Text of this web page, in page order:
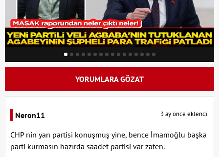
YORUMLARA GÖZAT
Neron11 3 ay önce eklendi.
CHP nin yan partisi konuşmuş yine, bence İmamoğlu başka
parti kurmasın hazırda saadet partisi var zaten.